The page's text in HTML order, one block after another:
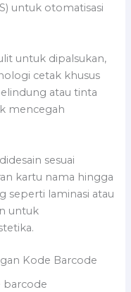
untuk otomatisasi
untuk dipalsukan,
cetak khusus
atau tinta
mencegah
sesuai
kartu nama hingga
seperti laminasi atau
untuk
Kode Barcode
barcode